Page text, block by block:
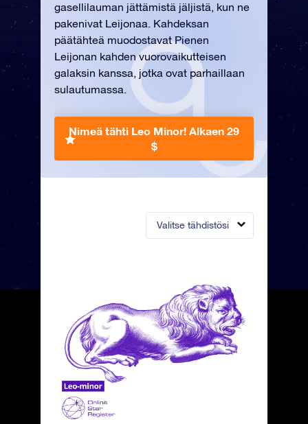
Valitse tähdistösi
gasellilauman jättämistä jäljistä, kun ne
pakenivat Leijonaa. Kahdeksan
päätähteä muodostavat Pienen
Leijonan kahden vuorovaikutteisen
galaksin kanssa, jotka ovat parhaillaan
sulautumassa.
Nimeä tähti Leo Minor! Alkaen 29
$